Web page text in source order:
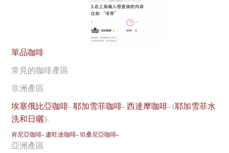
單品咖啡
常見的咖啡產區
非洲產區
埃塞俄比亞咖啡-耶加雪菲咖啡- 西達摩咖啡- (耶加雪菲水
洗和日曬)-
肯尼亞咖啡- 盧旺達咖啡-坦桑尼亞咖啡-
亞洲產區